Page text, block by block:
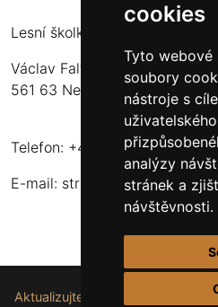
cookies
Tyto webové
soubory
nástroje s
analýzy
stránek a
návštěvnosti.
Lesní školka Nekoř
Václav Faltus
561 63 Nekoř 251
Telefon: +420 732 173 483
E-mail:
Aktualizujte nastavení souborů